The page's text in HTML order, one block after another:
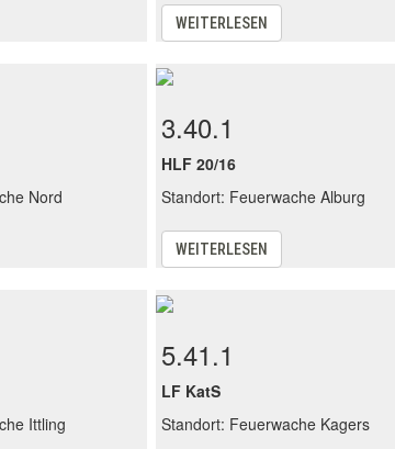
WEITERLESEN
Nord
3.40.1
HLF 20/16
Standort: Feuerwache Alburg
WEITERLESEN
Ittling
5.41.1
LF KatS
Standort: Feuerwache Kagers